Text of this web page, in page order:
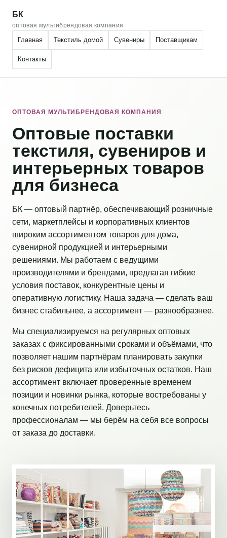
БК
оптовая мультибрендовая компания
Главная Текстиль домой Сувениры Поставщикам
Контакты
ОПТОВАЯ МУЛЬТИБРЕНДОВАЯ КОМПАНИЯ
Оптовые поставки
текстиля, сувениров и
интерьерных товаров
для бизнеса
БК — оптовый партнёр, обеспечивающий розничные
сети, маркетплейсы и корпоративных клиентов
широким ассортиментом товаров для дома,
сувенирной продукцией и интерьерными
решениями. Мы работаем с ведущими
производителями и брендами, предлагая гибкие
условия поставок, конкурентные цены и
оперативную логистику. Наша задача — сделать ваш
бизнес стабильнее, а ассортимент — разнообразнее.
Мы специализируемся на регулярных оптовых
заказах с фиксированными сроками и объёмами, что
позволяет нашим партнёрам планировать закупки
без рисков дефицита или избыточных остатков. Наш
ассортимент включает проверенные временем
позиции и новинки рынка, которые востребованы у
конечных потребителей. Доверьтесь
профессионалам — мы берём на себя все вопросы
от заказа до доставки.